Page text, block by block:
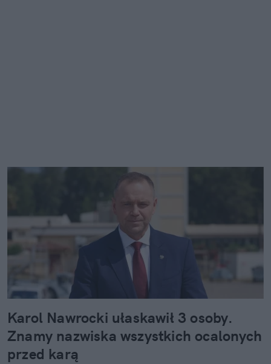
Karol Nawrocki ułaskawił 3 osoby.
Znamy nazwiska wszystkich ocalonych
przed karą